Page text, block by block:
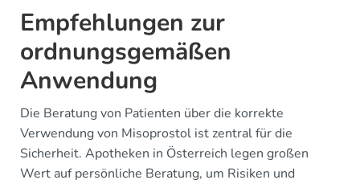
Empfehlungen zur
ordnungsgemäßen
Anwendung
Die Beratung von Patienten über die korrekte
Verwendung von Misoprostol ist zentral für die
Sicherheit. Apotheken in Österreich legen großen
Wert auf persönliche Beratung, um Risiken und